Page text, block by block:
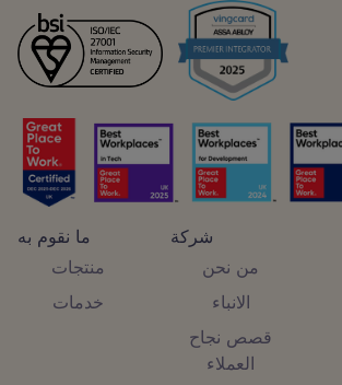
ما نقوم به
منتجات
خدمات
شركة
من نحن
الانباء
قصص نجاح
العملاء